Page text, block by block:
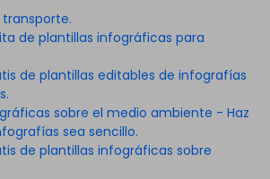
de plantillas infográficas para
de plantillas editables de infografías
sobre el medio ambiente - Haz
sea sencillo.
de plantillas infográficas sobre